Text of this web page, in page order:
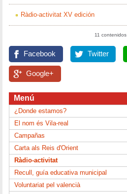
Ràdio-activitat XV edición
11 contenidos
Facebook Twitter
Google+
Menú
¿Donde estamos?
El nom és Vila-real
Campañas
Carta als Reis d'Orient
Ràdio-activitat
Recull, guía educativa municipal
Voluntariat pel valencià